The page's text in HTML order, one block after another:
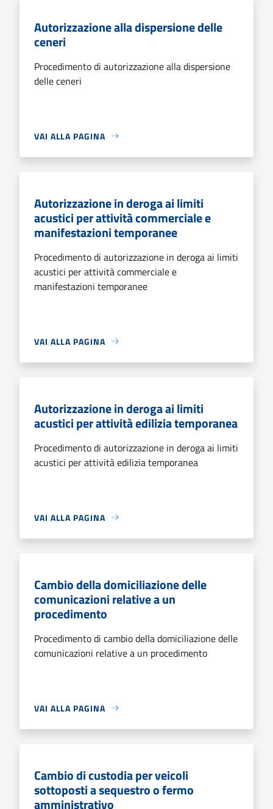
Autorizzazione alla dispersione delle
ceneri
Procedimento di autorizzazione alla dispersione
delle ceneri
VAI ALLA PAGINA
Autorizzazione in deroga ai limiti
acustici per attività commerciale e
manifestazioni temporanee
Procedimento di autorizzazione in deroga ai limiti
acustici per attività commerciale e
manifestazioni temporanee
VAI ALLA PAGINA
Autorizzazione in deroga ai limiti
acustici per attività edilizia temporanea
Procedimento di autorizzazione in deroga ai limiti
acustici per attività edilizia temporanea
VAI ALLA PAGINA
Cambio della domiciliazione delle
comunicazioni relative a un
procedimento
Procedimento di cambio della domiciliazione delle
comunicazioni relative a un procedimento
VAI ALLA PAGINA
Cambio di custodia per veicoli
sottoposti a sequestro o fermo
amministrativo